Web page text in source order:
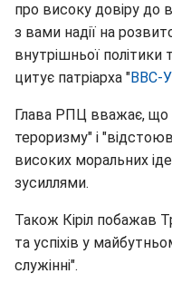
про високу довіру до
з вами надії на
внутрішньої політики
цитує патріарха "ВВС-
Глава РПЦ вважає, що
тероризму" і
високих моральних
зусиллями.
Також Кіріл побажав
та успіхів у
служінні".